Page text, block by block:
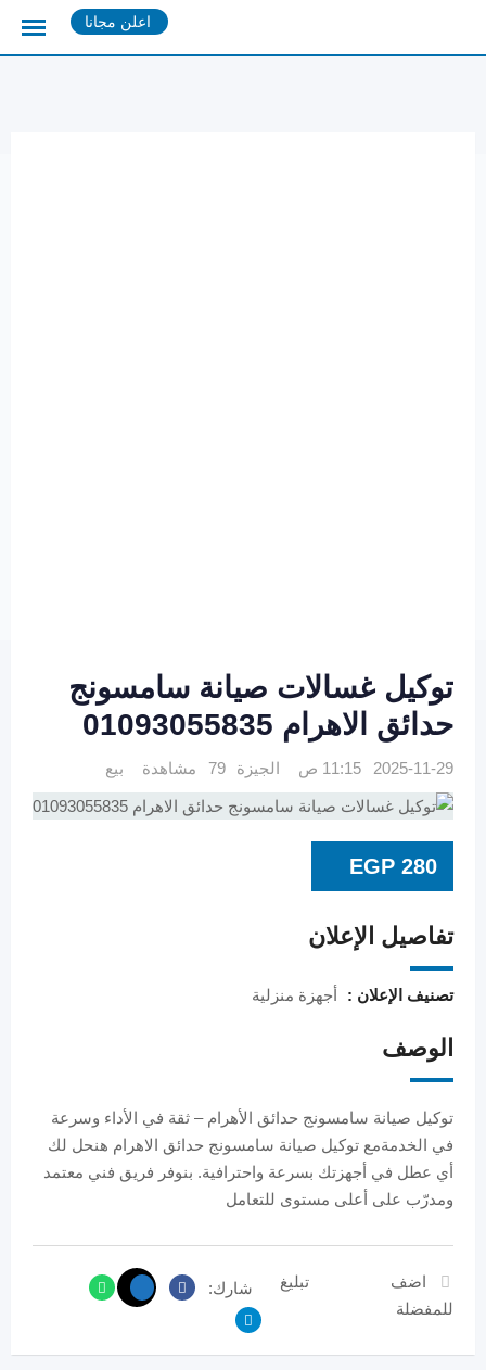
اعلن مجانا
توكيل غسالات صيانة سامسونج
حدائق الاهرام 01093055835
2025-11-29 11:15 ص الجيزة 79 مشاهدة بيع
EGP 280
تفاصيل الإعلان
تصنيف الإعلان : أجهزة منزلية
الوصف
توكيل صيانة سامسونج حدائق الأهرام – ثقة في الأداء وسرعة
في الخدمةمع توكيل صيانة سامسونج حدائق الاهرام هنحل لك
أي عطل في أجهزتك بسرعة واحترافية. بنوفر فريق فني معتمد
ومدرّب على أعلى مستوى للتعامل
اضف
للمفضلة
تبليغ شارك: